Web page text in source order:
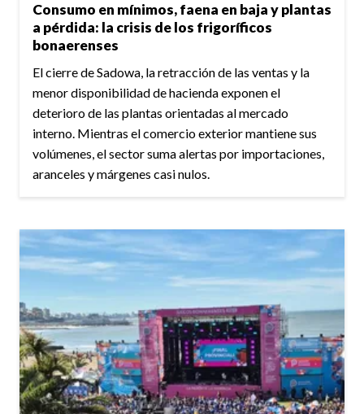
Consumo en mínimos, faena en baja y plantas
a pérdida: la crisis de los frigoríficos
bonaerenses
El cierre de Sadowa, la retracción de las ventas y la
menor disponibilidad de hacienda exponen el
deterioro de las plantas orientadas al mercado
interno. Mientras el comercio exterior mantiene sus
volúmenes, el sector suma alertas por importaciones,
aranceles y márgenes casi nulos.